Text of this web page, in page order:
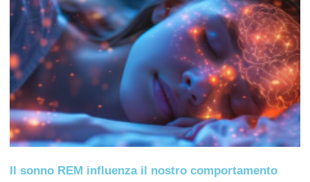
Il sonno REM influenza il nostro comportamento